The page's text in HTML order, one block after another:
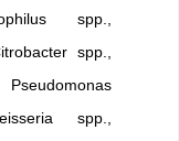
spp.,
spp.,
spp.,